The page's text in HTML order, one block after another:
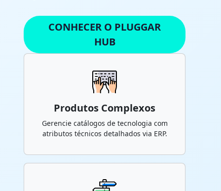
CONHECER O PLUGGAR
HUB
Produtos Complexos
Gerencie catálogos de tecnologia com
atributos técnicos detalhados via ERP.